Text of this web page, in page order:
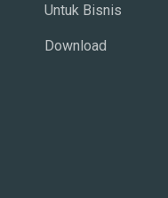
Untuk Bisnis
Download